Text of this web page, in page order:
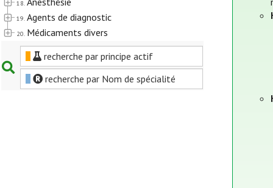
18.
19. Agents de diagnostic
20. Médicaments divers
recherche par principe actif
recherche par Nom de spécialité